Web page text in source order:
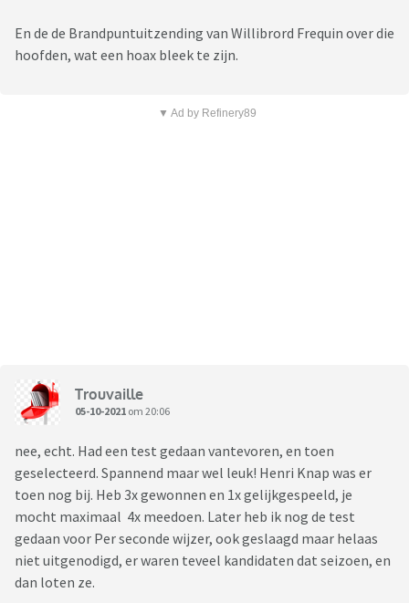
En de de Brandpuntuitzending van Willibrord Frequin over die
hoofden, wat een hoax bleek te zijn.
▼ Ad by Refinery89
Trouvaille
05-10-2021 om 20:06
nee, echt. Had een test gedaan vantevoren, en toen
geselecteerd. Spannend maar wel leuk! Henri Knap was er
toen nog bij. Heb 3x gewonnen en 1x gelijkgespeeld, je
mocht maximaal 4x meedoen. Later heb ik nog de test
gedaan voor Per seconde wijzer, ook geslaagd maar helaas
niet uitgenodigd, er waren teveel kandidaten dat seizoen, en
dan loten ze.